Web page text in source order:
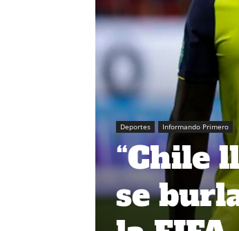
Deportes Informando Primero
“Chile
se